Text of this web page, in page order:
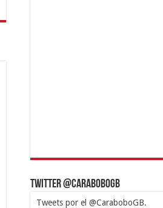
Twitter @CaraboboGB
Tweets por el @CaraboboGB.